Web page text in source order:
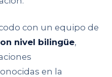
con un equipo de
nivel bilingüe,
en la